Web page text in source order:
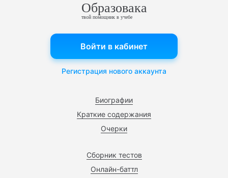
Образовака
твой помощник в учебе
Биографии
Краткие содержания
Очерки
Сборник тестов
Онлайн-баттл
Войти в кабинет
Регистрация нового аккаунта